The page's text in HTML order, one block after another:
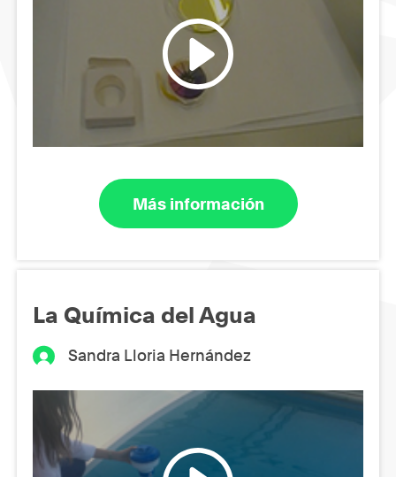
Más información
La Química del Agua
Sandra Lloria Hernández